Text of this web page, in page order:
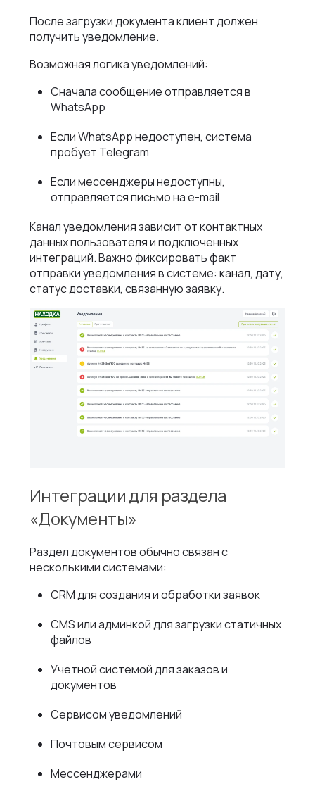
После загрузки документа клиент должен
получить уведомление.
Возможная логика уведомлений:
Сначала сообщение отправляется в
WhatsApp
Если WhatsApp недоступен, система
пробует Telegram
Если мессенджеры недоступны,
отправляется письмо на e-mail
Канал уведомления зависит от контактных
данных пользователя и подключенных
интеграций. Важно фиксировать факт
отправки уведомления в системе: канал, дату,
статус доставки, связанную заявку.
Интеграции для раздела
«Документы»
Раздел документов обычно связан с
несколькими системами:
CRM для создания и обработки заявок
CMS или админкой для загрузки статичных
файлов
Учетной системой для заказов и
документов
Сервисом уведомлений
Почтовым сервисом
Мессенджерами